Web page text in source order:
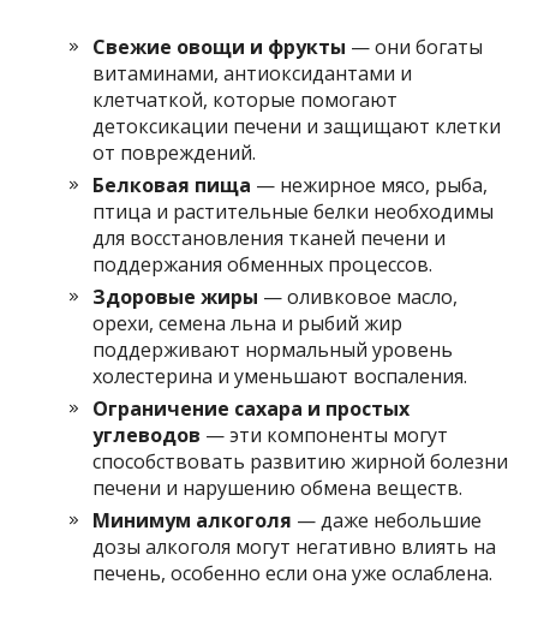
Свежие овощи и фрукты — они богаты
витаминами, антиоксидантами и
клетчаткой, которые помогают
детоксикации печени и защищают клетки
от повреждений.
Белковая пища — нежирное мясо, рыба,
птица и растительные белки необходимы
для восстановления тканей печени и
поддержания обменных процессов.
Здоровые жиры — оливковое масло,
орехи, семена льна и рыбий жир
поддерживают нормальный уровень
холестерина и уменьшают воспаления.
Ограничение сахара и простых
углеводов — эти компоненты могут
способствовать развитию жирной болезни
печени и нарушению обмена веществ.
Минимум алкоголя — даже небольшие
дозы алкоголя могут негативно влиять на
печень, особенно если она уже ослаблена.